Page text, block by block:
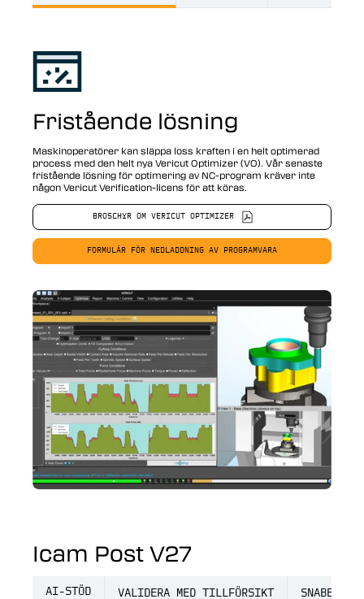
Fristående lösning
Maskinoperatörer kan släppa loss kraften i en helt optimerad
process med den helt nya Vericut Optimizer (VO). Vår senaste
fristående lösning för optimering av NC-program kräver inte
någon Vericut Verification-licens för att köras.
BROSCHYR OM VERICUT OPTIMIZER
FORMULÄR FÖR NEDLADDNING AV PROGRAMVARA
Icam Post V27
AI-STÖD VALIDERA MED TILLFÖRSIKT SNABBARE